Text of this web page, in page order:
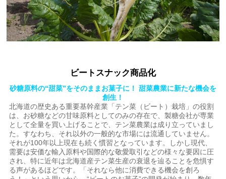
ビートスナック商品化
砂糖原料の“甜菜”をそのままお菓子に！ 甜菜農業に新たな機会を
創生！
北海道の歴史ある重要基幹産業「テン菜（ビート）栽培」の役割
は、お砂糖などの甘味原料としてのみの存在で、製糖会社が専業
として全量を買い上げることで、テン菜農業は成り立っていまし
た。すなわち、それ以外の一般的な市場には流通していません。
それが100年以上現在も続く慣習となっています。しかし現代、
需要は安価な輸入原料や国際的な敬愛取引などの様々な要因に圧
され、特に近年は北海道産テン菜生産の衰退を辿ることを危惧す
る声があるほどです。「それなら他に消費できる機会を創ろ